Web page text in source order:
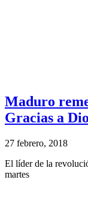
Maduro
Gracias a
27 febrero, 2018
El líder de la
martes